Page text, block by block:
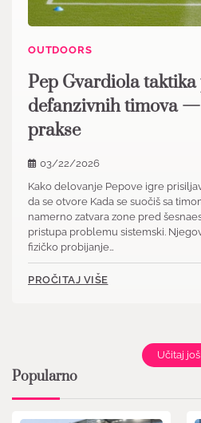
OUTDOORS
Pep Gvardiola
defanzivnih timova
prakse
03/22/2026
Kako delovanje Pepove igre
da se otvore Kada se suočiš sa
namerno zatvara zone pred
pristupa problemu sistemski.
fizičko probijanje…
PROČITAJ VIŠE
Učitaj još
Popularno